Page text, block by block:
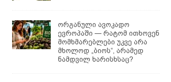
ორგანული ავოკადო
ევროპაში — რატომ ითხოვენ
მომხმარებლები უკვე არა
მხოლოდ „ბიოს“, არამედ
ნამდვილ ხარისხსაც?